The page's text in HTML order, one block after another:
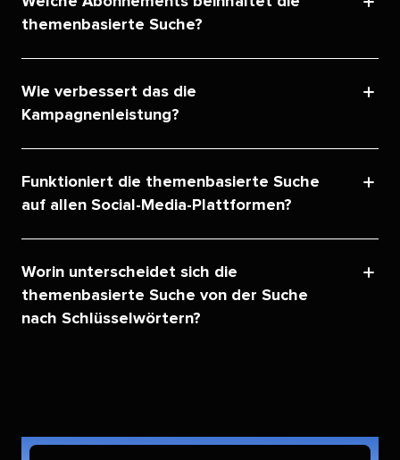
themenbasierte Suche?​​
Wie verbessert das die
Kampagnenleistung?​​
Funktioniert die themenbasierte Suche
auf allen Social-Media-Plattformen?​​
Worin unterscheidet sich die
themenbasierte Suche von der Suche
nach Schlüsselwörtern?​​